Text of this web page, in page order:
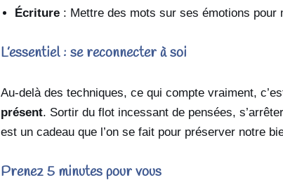
Écriture: Mettre des mots sur ses émotions pour
L’essentiel : se reconnecter à soi
Au-delà des techniques, ce qui compte vraiment,
présent. Sortir du flot incessant de pensées,
est un cadeau que l’on se fait pour préserver notre
Prenez 5 minutes pour vous